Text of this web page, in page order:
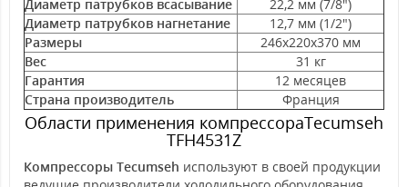
Диаметр патрубков всасывание
22,2 мм (7/8")
Диаметр патрубков нагнетание
12,7 мм (1/2")
Размеры
246х220х370 мм
Вес
31 кг
Гарантия
12 месяцев
Страна производитель
Франция
Области применения компрессораTecumseh
TFH4531Z
Компрессоры Tecumseh используют в своей продукции